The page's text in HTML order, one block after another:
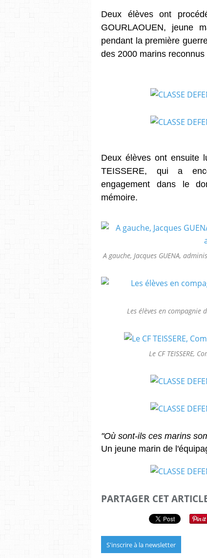
Deux élèves ont
GOURLAOUEN, jeune
pendant la première
des 2000 marins
Deux élèves ont ensuite
TEISSERE, qui a
engagement dans le
mémoire.
A gauche, Jacques GUENA,
Les élèves en compagnie
Le CF TEISSERE,
"Où sont-ils ces marins
Un jeune marin de
PARTAGER CET
S'inscrire à la newsletter